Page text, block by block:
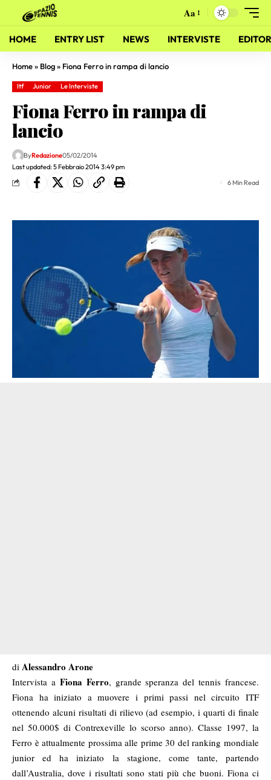
Aa
HOME ENTRY LIST NEWS INTERVISTE
Home» Blog» Fiona Ferro in rampa di lancio
Itf Junior Le Interviste
Fiona Ferro in rampa di
lancio
Last updated: 5 Febbraio 2014 3:49 pm
ByRedazione05/02/2014
6 Min Read
di Alessandro Arone
Intervista a Fiona Ferro, grande speranza del tennis francese.
Fiona ha iniziato a muovere i primi passi nel circuito ITF
ottenendo alcuni risultati di rilievo (ad esempio, i quarti di finale
nel 50.000$ di Contrexeville lo scorso anno). Classe 1997, la
Ferro è attualmente prossima alle prime 30 del ranking mondiale
junior ed ha iniziato la stagione, come tante, partendo
dall’Australia, dove i risultati sono stati più che buoni. Fiona ci